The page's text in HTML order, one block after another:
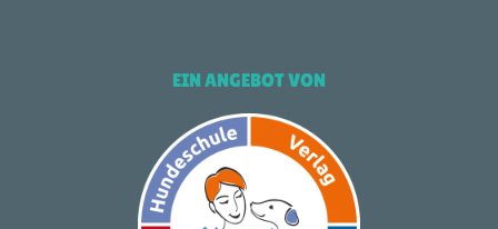
EIN ANGEBOT VON